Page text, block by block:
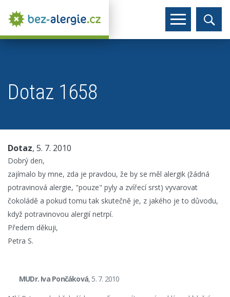
Dotaz 1658
Dotaz, 5. 7. 2010
Dobrý den,
zajímalo by mne, zda je pravdou, že by se měl alergik (žádná
potravinová alergie, "pouze" pyly a zvířecí srst) vyvarovat
čokoládě a pokud tomu tak skutečně je, z jakého je to důvodu,
když potravinovou alergií netrpí.
Předem děkuji,
Petra S.
MUDr. Iva Pončáková, 5. 7. 2010